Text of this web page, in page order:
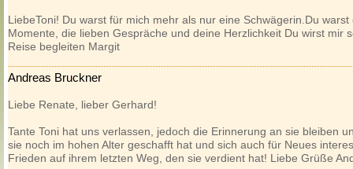
LiebeToni! Du warst für mich mehr als nur eine Schwägerin.Du
Momente, die lieben Gespräche und deine Herzlichkeit Du wirst mir
Reise begleiten Margit
Andreas Bruckner
Liebe Renate, lieber Gerhard!
Tante Toni hat uns verlassen, jedoch die Erinnerung an sie bleiben
sie noch im hohen Alter geschafft hat und sich auch für Neues
Frieden auf ihrem letzten Weg, den sie verdient hat! Liebe Grüße